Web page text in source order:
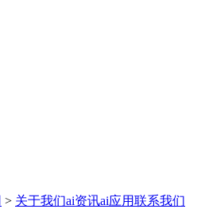
> 关于我们ai资讯ai应用联系我们